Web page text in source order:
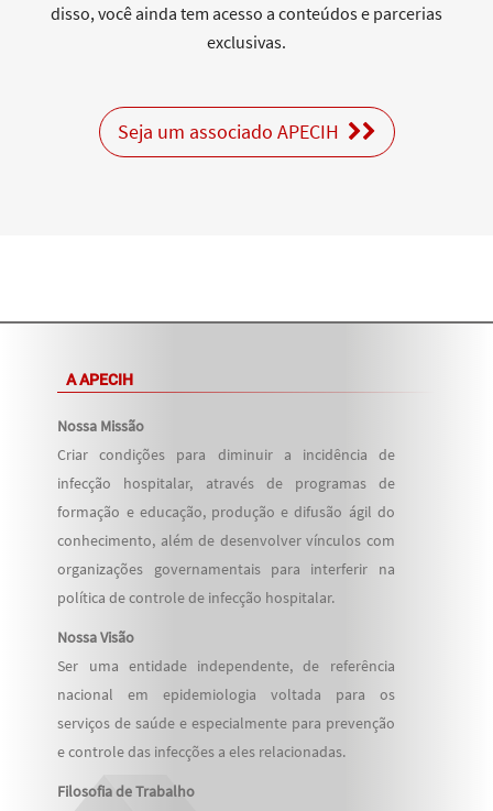
disso, você ainda tem acesso a conteúdos e parcerias
exclusivas.
Seja um associado APECIH
A APECIH
Nossa Missão
Criar condições para diminuir a incidência de
infecção hospitalar, através de programas de
formação e educação, produção e difusão ágil do
conhecimento, além de desenvolver vínculos com
organizações governamentais para interferir na
política de controle de infecção hospitalar.
Nossa Visão
Ser uma entidade independente, de referência
nacional em epidemiologia voltada para os
serviços de saúde e especialmente para prevenção
e controle das infecções a eles relacionadas.
Filosofia de Trabalho